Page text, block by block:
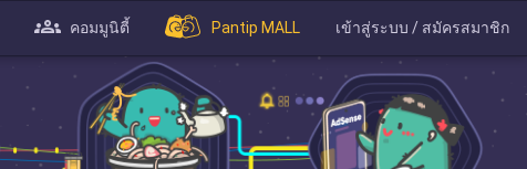
คอมมูนิตี้ Pantip MALL เข้าสู่ระบบ / สมัครสมาชิก